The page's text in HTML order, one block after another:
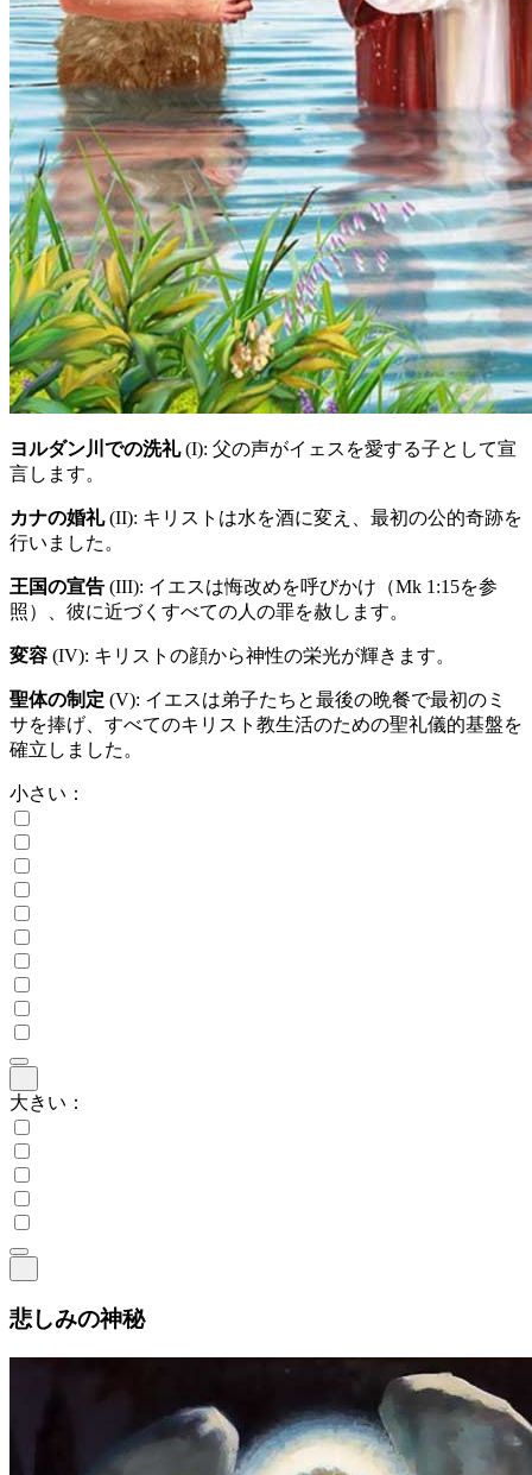
ヨルダン川での洗礼 (I): 父の声がイェスを愛する子として宣
言します。
カナの婚礼 (II): キリストは水を酒に変え、最初の公的奇跡を
行いました。
王国の宣告 (III): イエスは悔改めを呼びかけ（Mk 1:15を参
照）、彼に近づくすべての人の罪を赦します。
変容 (IV): キリストの顔から神性の栄光が輝きます。
聖体の制定 (V): イエスは弟子たちと最後の晩餐で最初のミ
サを捧げ、すべてのキリスト教生活のための聖礼儀的基盤を
確立しました。
小さい：
大きい：
悲しみの神秘